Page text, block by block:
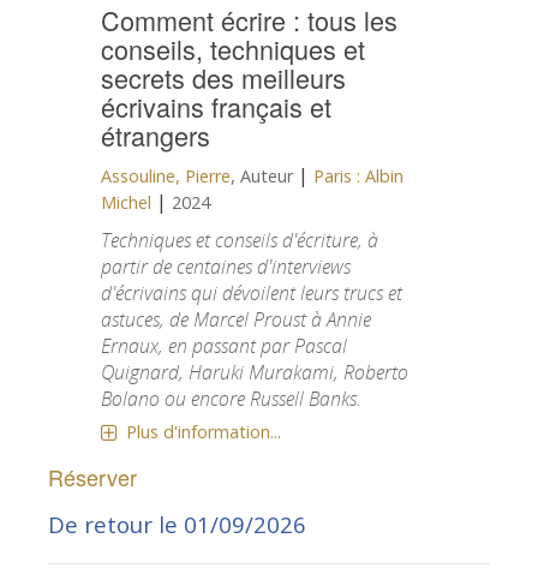
Comment écrire : tous les
conseils, techniques et
secrets des meilleurs
écrivains français et
étrangers
Assouline, Pierre, Auteur | Paris : Albin
Michel | 2024
Techniques et conseils d'écriture, à
partir de centaines d'interviews
d'écrivains qui dévoilent leurs trucs et
astuces, de Marcel Proust à Annie
Ernaux, en passant par Pascal
Quignard, Haruki Murakami, Roberto
Bolano ou encore Russell Banks.
Plus d'information...
Réserver
De retour le 01/09/2026